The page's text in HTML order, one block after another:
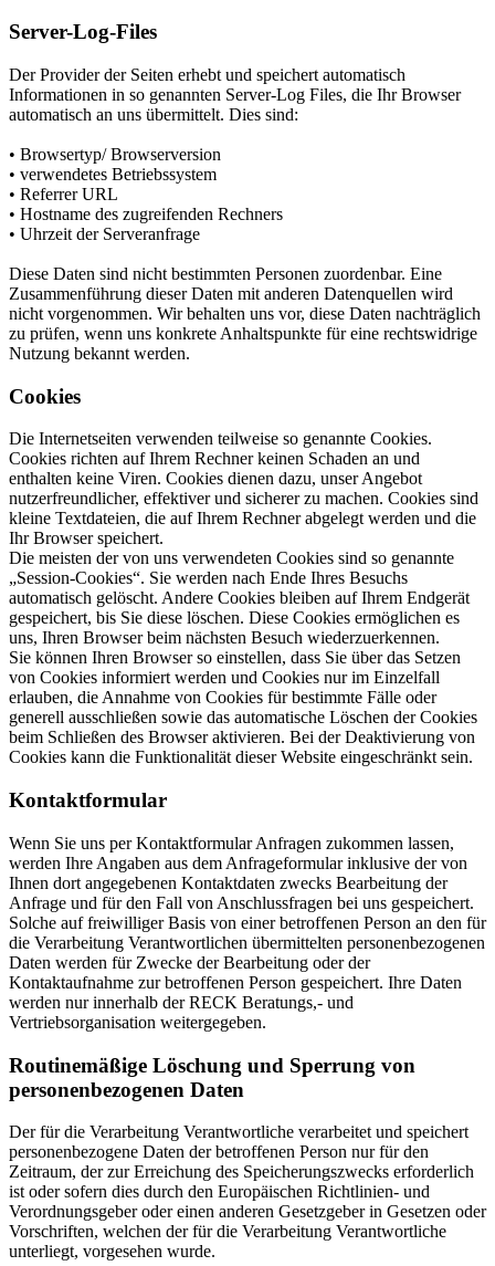
Server-Log-Files
Der Provider der Seiten erhebt und speichert automatisch
Informationen in so genannten Server-Log Files, die Ihr Browser
automatisch an uns übermittelt. Dies sind:
• Browsertyp/ Browserversion
• verwendetes Betriebssystem
• Referrer URL
• Hostname des zugreifenden Rechners
• Uhrzeit der Serveranfrage
Diese Daten sind nicht bestimmten Personen zuordenbar. Eine
Zusammenführung dieser Daten mit anderen Datenquellen wird
nicht vorgenommen. Wir behalten uns vor, diese Daten nachträglich
zu prüfen, wenn uns konkrete Anhaltspunkte für eine rechtswidrige
Nutzung bekannt werden.
Cookies
Die Internetseiten verwenden teilweise so genannte Cookies.
Cookies richten auf Ihrem Rechner keinen Schaden an und
enthalten keine Viren. Cookies dienen dazu, unser Angebot
nutzerfreundlicher, effektiver und sicherer zu machen. Cookies sind
kleine Textdateien, die auf Ihrem Rechner abgelegt werden und die
Ihr Browser speichert.
Die meisten der von uns verwendeten Cookies sind so genannte
„Session-Cookies“. Sie werden nach Ende Ihres Besuchs
automatisch gelöscht. Andere Cookies bleiben auf Ihrem Endgerät
gespeichert, bis Sie diese löschen. Diese Cookies ermöglichen es
uns, Ihren Browser beim nächsten Besuch wiederzuerkennen.
Sie können Ihren Browser so einstellen, dass Sie über das Setzen
von Cookies informiert werden und Cookies nur im Einzelfall
erlauben, die Annahme von Cookies für bestimmte Fälle oder
generell ausschließen sowie das automatische Löschen der Cookies
beim Schließen des Browser aktivieren. Bei der Deaktivierung von
Cookies kann die Funktionalität dieser Website eingeschränkt sein.
Kontaktformular
Wenn Sie uns per Kontaktformular Anfragen zukommen lassen,
werden Ihre Angaben aus dem Anfrageformular inklusive der von
Ihnen dort angegebenen Kontaktdaten zwecks Bearbeitung der
Anfrage und für den Fall von Anschlussfragen bei uns gespeichert.
Solche auf freiwilliger Basis von einer betroffenen Person an den für
die Verarbeitung Verantwortlichen übermittelten personenbezogenen
Daten werden für Zwecke der Bearbeitung oder der
Kontaktaufnahme zur betroffenen Person gespeichert. Ihre Daten
werden nur innerhalb der RECK Beratungs,- und
Vertriebsorganisation weitergegeben.
Routinemäßige Löschung und Sperrung von
personenbezogenen Daten
Der für die Verarbeitung Verantwortliche verarbeitet und speichert
personenbezogene Daten der betroffenen Person nur für den
Zeitraum, der zur Erreichung des Speicherungszwecks erforderlich
ist oder sofern dies durch den Europäischen Richtlinien- und
Verordnungsgeber oder einen anderen Gesetzgeber in Gesetzen oder
Vorschriften, welchen der für die Verarbeitung Verantwortliche
unterliegt, vorgesehen wurde.